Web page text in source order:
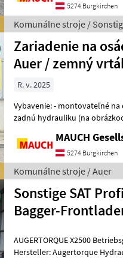
5274 Burgkirchen
Komunálne stroje /
Zariadenie na
Auer / zemný
R. v. 2025
Vybavenie: - montovateľné na dosku pre snehový pluh, prednú alebo
zadnú hydrauliku (na
MAUCH
5274 Burgkirchen
Komunálne stroje / Auer
Sonstige SAT
Bagger-
AUGERTORQUE X2500
Hersteller: Augertorque